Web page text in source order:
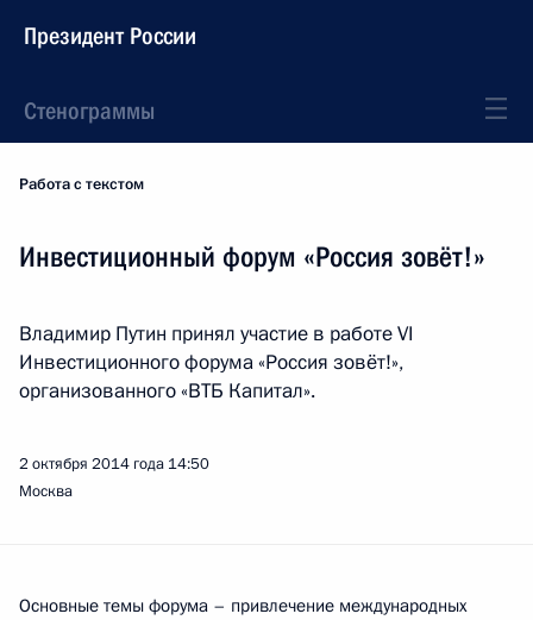
Президент России
Стенограммы
Работа с текстом
Инвестиционный форум «Россия зовёт!»
Владимир Путин принял участие в работе VI
Инвестиционного форума «Россия зовёт!»,
организованного «ВТБ Капитал».
2 октября 2014 года 14:50
Москва
Основные темы форума – привлечение международных